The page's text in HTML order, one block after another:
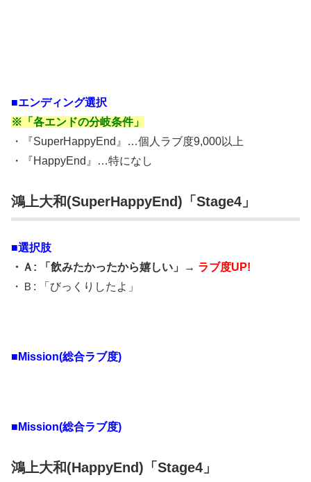
■エンディング選択
※「各エンドの分岐条件」
・『SuperHappyEnd』…個人ラブ度9,000以上
・『HappyEnd』…特になし
鴻上大和(SuperHappyEnd)「Stage4」
■選択肢
・Ａ: 「飲みたかったから嬉しい」→ ラブ度UP!
・Ｂ: 「びっくりしたよ」
■Mission(総合ラブ度)
■Mission(総合ラブ度)
鴻上大和(HappyEnd)「Stage4」